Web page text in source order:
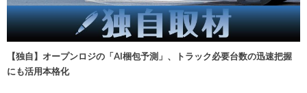
【独自】オープンロジの「AI梱包予測」、トラック必要台数の迅速把握
にも活用本格化